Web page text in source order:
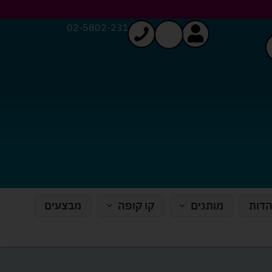
02-5802-231
מותגים קו קופה
מבצעים